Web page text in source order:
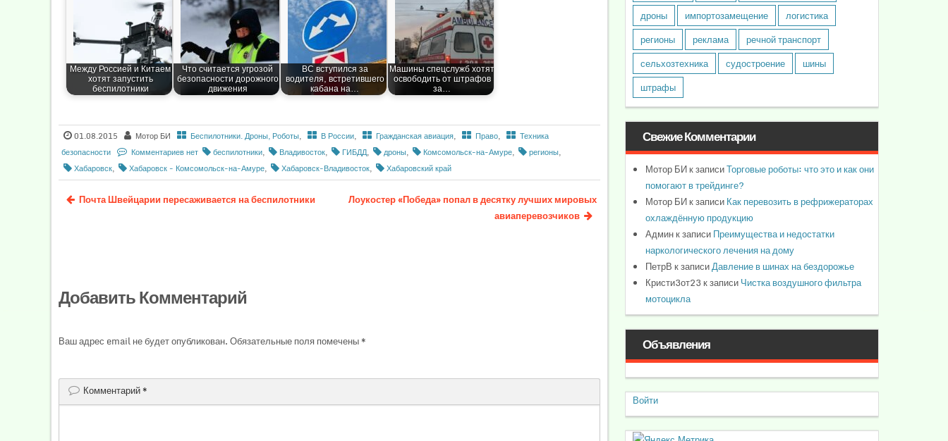
Между Россией и Китаем
хотят запустить
беспилотники
Что считается угрозой
безопасности дорожного
движения
ВС вступился за
водителя, встретившего
кабана на…
Машины спецслужб хотят
освободить от штрафов
за…
01.08.2015 Мотор БИ Беспилотники. Дроны, Роботы, В России, Гражданская авиация, Право,
Техника
безопасности
Комментариев нет беспилотники, Владивосток, ГИБДД, дроны, Комсомольск-на-Амуре, регионы,
Хабаровск, Хабаровск - Комсомольск-на-Амуре, Хабаровск-Владивосток, Хабаровский край
Почта Швейцарии пересаживается на беспилотники
Лоукостер «Победа» попал в десятку лучших мировых
авиаперевозчиков
Добавить Комментарий
Ваш адрес email не будет опубликован.Обязательные поля помечены*
Комментарий*
дроны
импортозамещение
логистика
регионы
реклама
речной транспорт
сельхозтехника
судостроение
шины
штрафы
Свежие Комментарии
Мотор БИк записиТорговые роботы: что это и как они
помогают в трейдинге?
Мотор БИк записиКак перевозить в рефрижераторах
охлаждённую продукцию
Админк записиПреимущества и недостатки
наркологического лечения на дому
ПетрВ к записиДавление в шинах на бездорожье
Кристи3от23 к записиЧистка воздушного фильтра
мотоцикла
Объявления
Войти